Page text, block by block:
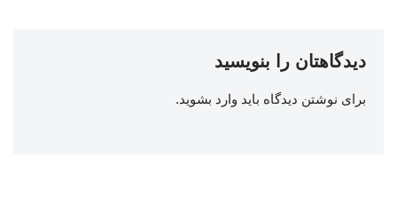
دیدگاهتان را بنویسید
برای نوشتن دیدگاه باید وارد بشوید.